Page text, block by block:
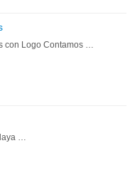
con Logo Contamos …
…